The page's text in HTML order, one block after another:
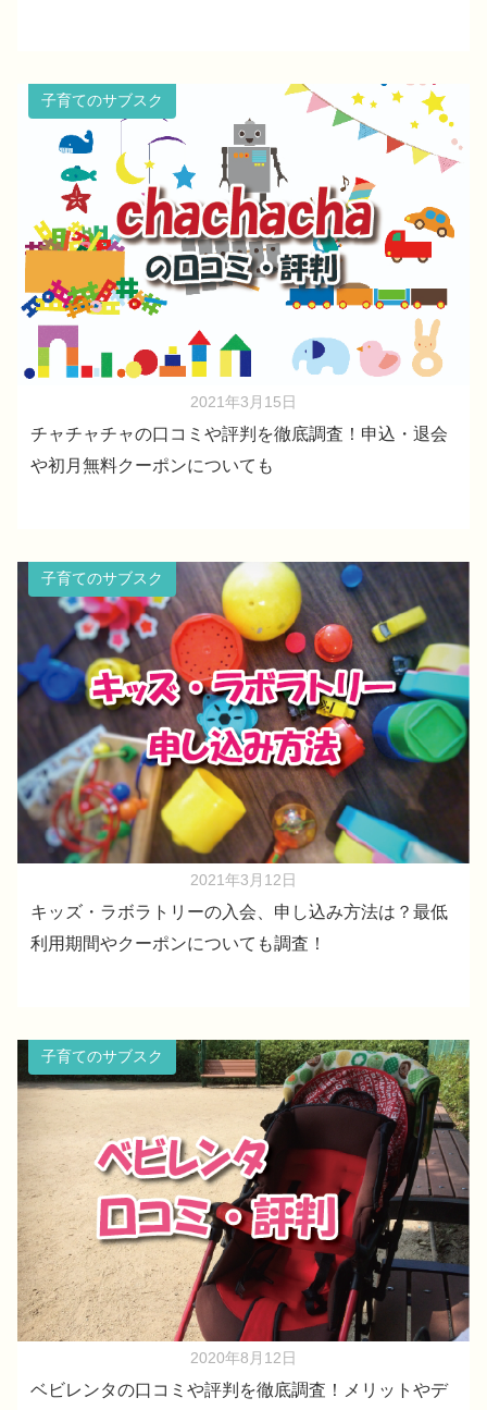
子育てのサブスク
2021年3月15日
チャチャチャの口コミや評判を徹底調査！申込・退会
や初月無料クーポンについても
子育てのサブスク
2021年3月12日
キッズ・ラボラトリーの入会、申し込み方法は？最低
利用期間やクーポンについても調査！
子育てのサブスク
2020年8月12日
ベビレンタの口コミや評判を徹底調査！メリットやデ